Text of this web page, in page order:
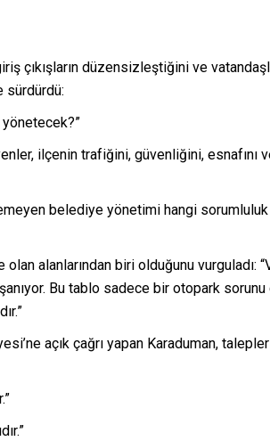
çıkışların düzensizleştiğini ve
sürdürdü:
yönetecek?”
ilçenin trafiğini, güvenliğini, esnafını
belediye yönetimi hangi
alanlarından biri olduğunu vurguladı:
Bu tablo sadece bir otopark
açık çağrı yapan Karaduman,